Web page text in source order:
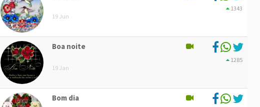
19 Jun
1343
Boa noite
19 Jan
1285
Bom dia